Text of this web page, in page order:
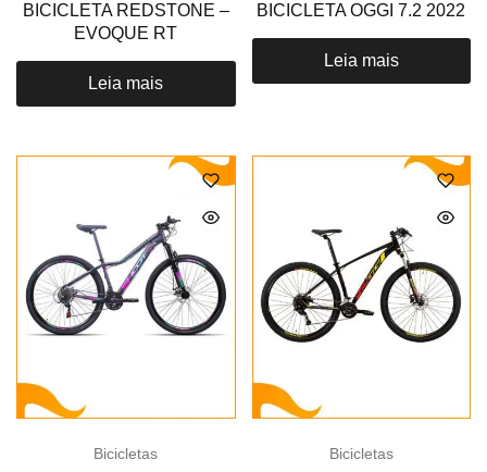
BICICLETA REDSTONE –
EVOQUE RT
Leia mais
BICICLETA OGGI 7.2 2022
Leia mais
Bicicletas Bicicletas